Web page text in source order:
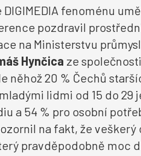
fenoménu
pozdravil
na Ministerstvu
Hynčica ze
20 % Čechů
lidmi od 15 do 29
a 54 % pro osobní
na fakt, že veškerý
pravděpodobně moc